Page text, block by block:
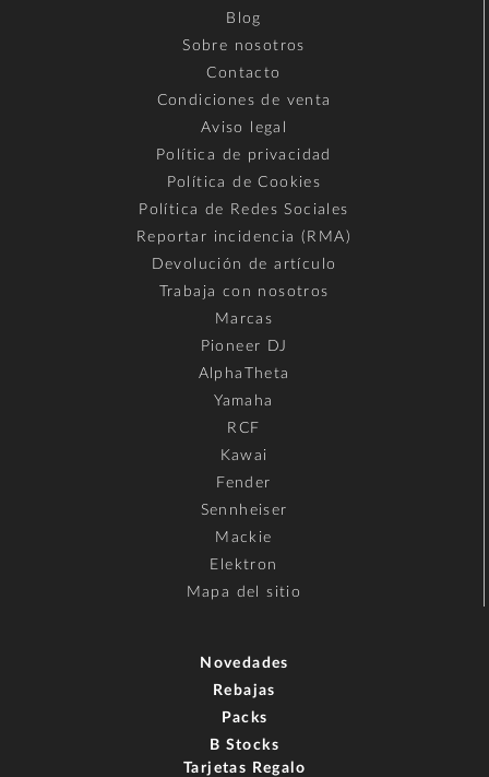
Blog
Sobre nosotros
Contacto
Condiciones de venta
Aviso legal
Política de privacidad
Política de Cookies
Política de Redes Sociales
Reportar incidencia (RMA)
Devolución de artículo
Trabaja con nosotros
Marcas
Pioneer DJ
AlphaTheta
Yamaha
RCF
Kawai
Fender
Sennheiser
Mackie
Elektron
Mapa del sitio
Novedades
Rebajas
Packs
B Stocks
Tarjetas Regalo